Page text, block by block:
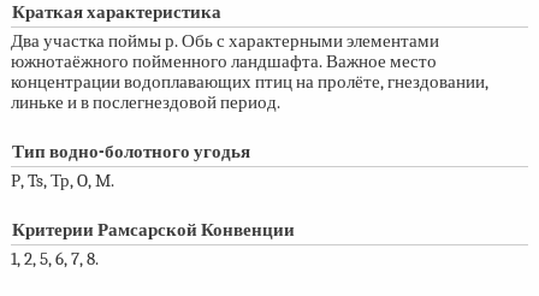
Краткая характеристика
Два участка поймы р. Обь с характерными элементами
южнотаёжного пойменного ландшафта. Важное место
концентрации водоплавающих птиц на пролёте, гнездовании,
линьке и в послегнездовой период.
Тип водно-болотного угодья
Р, Ts, Тр, O, M.
Критерии Рамсарской Конвенции
1, 2, 5, 6, 7, 8.